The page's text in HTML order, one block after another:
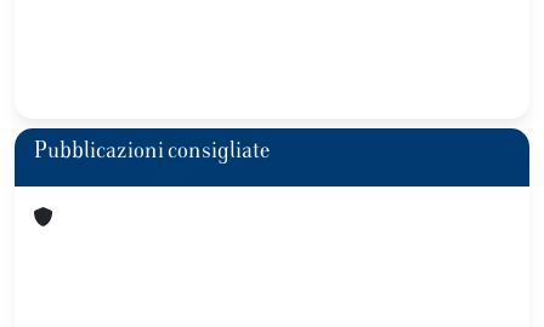
Pubblicazioni consigliate